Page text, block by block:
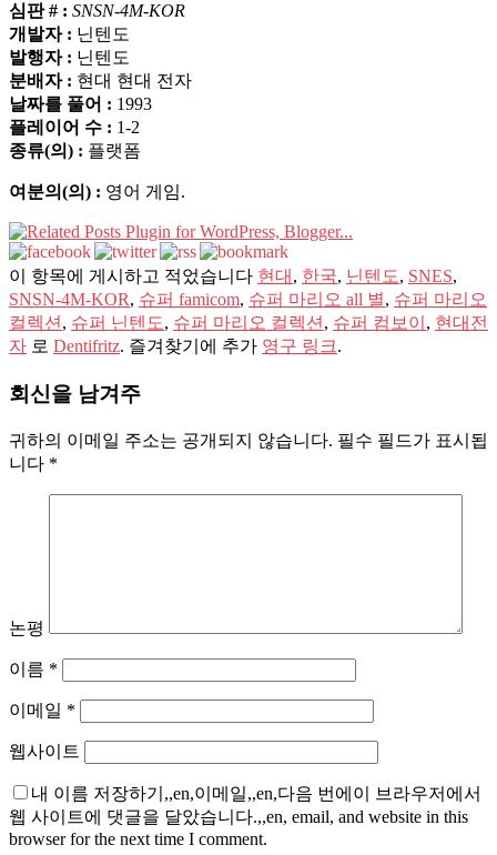
심판 # : SNSN-4M-KOR
개발자 : 닌텐도
발행자 : 닌텐도
분배자 : 현대 현대 전자
날짜를 풀어 : 1993
플레이어 수 : 1-2
종류(의) : 플랫폼
여분의(의) : 영어 게임.
이 항목에 게시하고 적었습니다 현대 , 한국, 닌텐도, SNES,
SNSN-4M-KOR, 슈퍼 famicom, 슈퍼 마리오 all 별, 슈퍼 마리오
컬렉션, 슈퍼 닌텐도, 슈퍼 마리오 컬렉션, 슈퍼 컴보이 , 현대전
자 로 Dentifritz. 즐겨찾기에 추가 영구 링크.
회신을 남겨주
귀하의 이메일 주소는 공개되지 않습니다. 필수 필드가 표시됩
니다 *
논평
이름 *
이메일 *
웹사이트
내 이름 저장하기,,en,이메일,,en,다음 번에이 브라우저에서
웹 사이트에 댓글을 달았습니다.,,en, email, and website in this
browser for the next time I comment.